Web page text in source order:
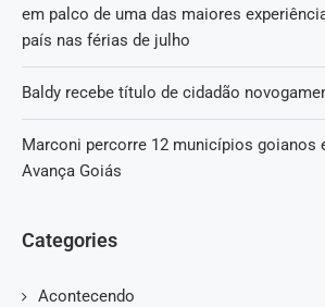
em palco de uma das maiores
país nas férias de julho
Baldy recebe título de cidadão
Marconi percorre 12 municípios goianos
Avança Goiás
Categories
Acontecendo